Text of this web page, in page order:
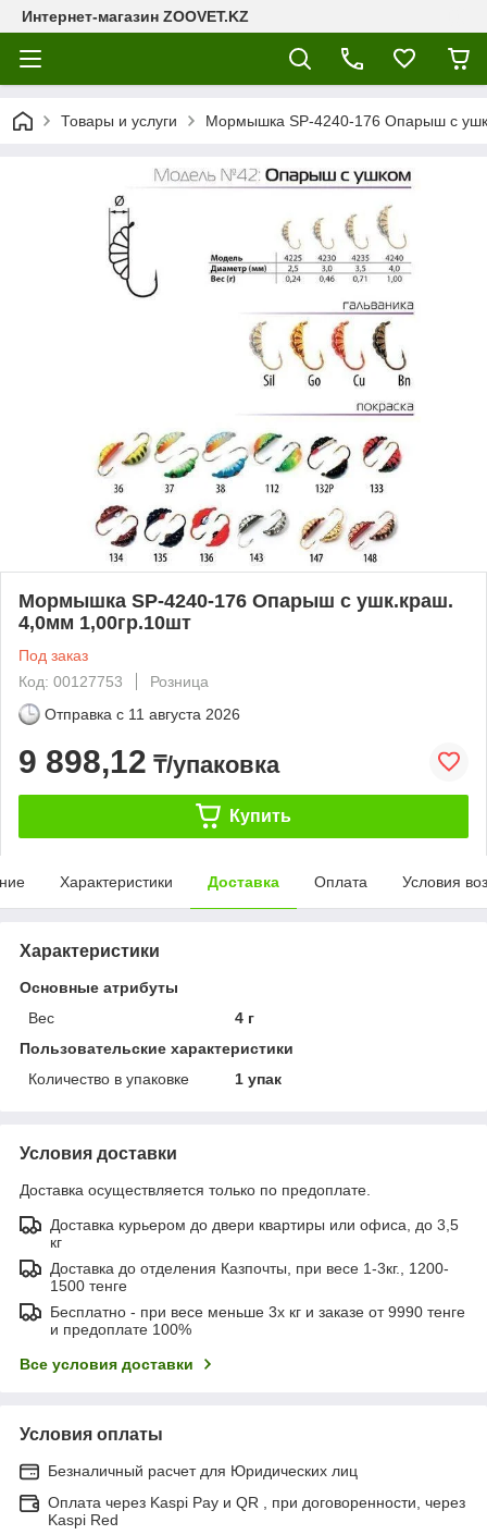
Интернет-магазин ZOOVET.KZ
Товары и услуги Мормышка SP-4240-176 Oпарыш с
Мормышка SP-4240-176 Oпарыш с ушк.краш.
4,0мм 1,00гр.10шт
Под заказ
Код: 00127753
Розница
Отправка с 11 августа 2026
9 898,12 ₸/упаковка
Купить
Характеристики Доставка Оплата Условия
Характеристики
Основные атрибуты
Вес
4 г
Пользовательские характеристики
Количество в упаковке
1 упак
Условия доставки
Доставка осуществляется только по предоплате.
Доставка курьером до двери квартиры или офиса, до 3,5
кг
Доставка до отделения Казпочты, при весе 1-3кг., 1200-
1500 тенге
Бесплатно - при весе меньше 3х кг и заказе от 9990 тенге
и предоплате 100%
Все условия доставки
Условия оплаты
Безналичный расчет для Юридических лиц
Оплата через Kaspi Pay и QR , при договоренности, через
Kaspi Red